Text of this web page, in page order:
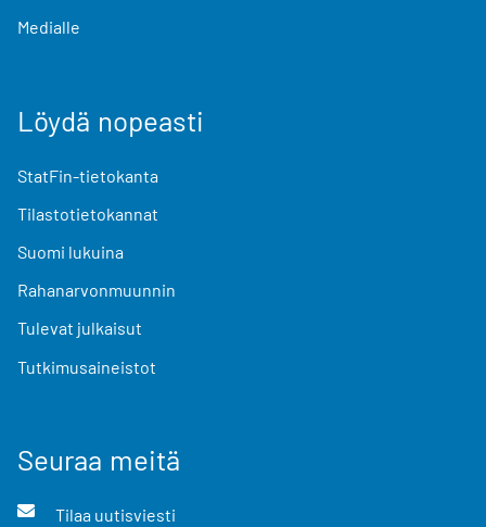
Medialle
Löydä nopeasti
StatFin-tietokanta
Tilastotietokannat
Suomi lukuina
Rahanarvonmuunnin
Tulevat julkaisut
Tutkimusaineistot
Seuraa meitä
Tilaa uutisviesti